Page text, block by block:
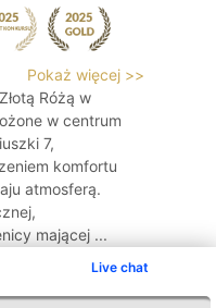
Live chat
Pokaż więcej >>
Różą w
w centrum
7,
komfortu
atmosferą.
mającej ...